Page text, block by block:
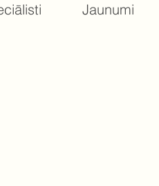
Jaunumi